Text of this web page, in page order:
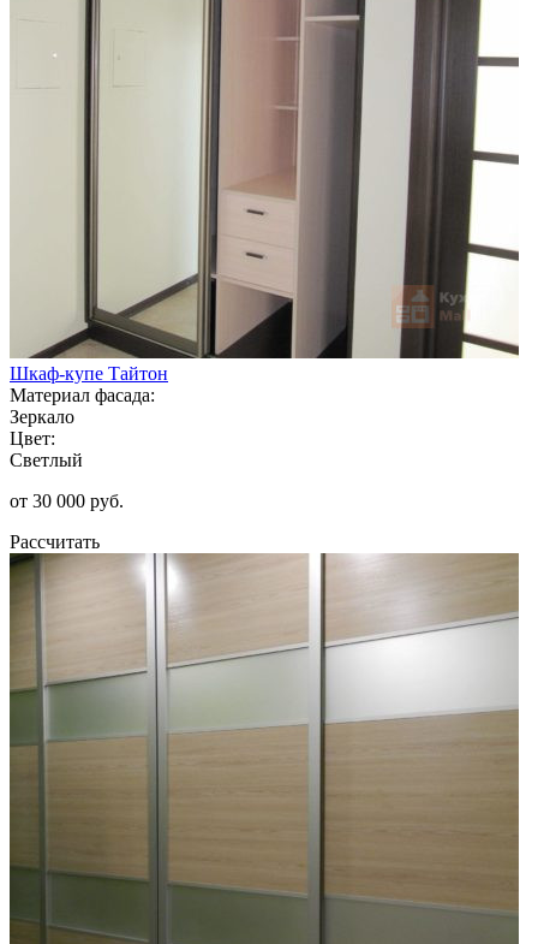
Шкаф-купе Тайтон
Материал фасада:
Зеркало
Цвет:
Светлый
от 30 000 руб.
Рассчитать